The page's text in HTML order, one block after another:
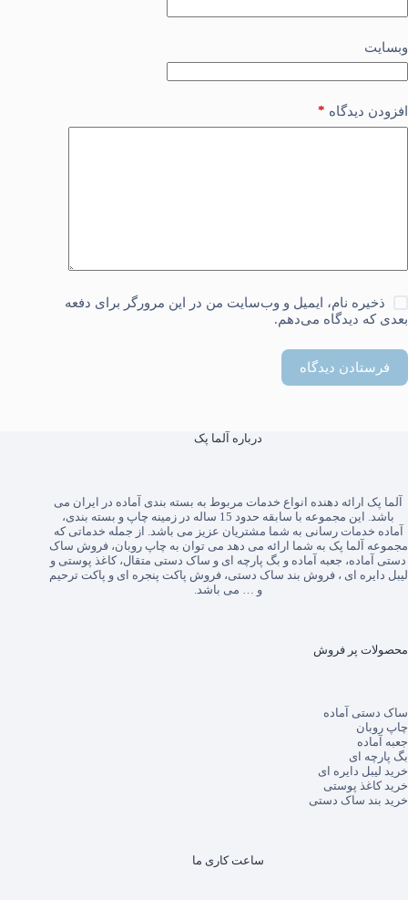
وبسایت
افزودن دیدگاه *
ذخیره نام، ایمیل و وب‌سایت من در این مرورگر برای دفعه
بعدی که دیدگاه می‌دهم.
فرستادن دیدگاه
درباره آلما پک
آلما پک ارائه دهنده انواع خدمات مربوط به بسته بندی آماده در ایران می
باشد. این مجموعه با سابقه حدود 15 ساله در زمینه چاپ و بسته بندی،
آماده خدمات رسانی به شما مشتریان عزیز می باشد. از جمله خدماتی که
مجموعه آلما پک به شما ارائه می دهد می توان به چاپ روبان،فروش ساک
دستی آماده، جعبه آماده و بگ پارچه ای و ساک دستی متقال،کاغذ پوستی و
لیبل دایره ای ،فروش بند ساک دستی،فروش پاکت پنجره ای و پاکت ترحیم
و … می باشد.
محصولات پر فروش
ساک دستی آماده
چاپ روبان
جعبه آماده
بگ پارچه ای
خرید لیبل دایره ای
خرید کاغذ پوستی
خرید بند ساک دستی
ساعت کاری ما